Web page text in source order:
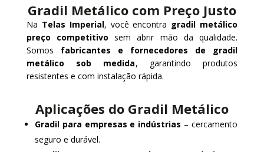
Gradil Metálico com Preço Justo
Na Telas Imperial, você encontra gradil metálico
preço competitivo sem abrir mão da qualidade.
Somos fabricantes e fornecedores de gradil
metálico sob medida, garantindo produtos
resistentes e com instalação rápida.
Aplicações do Gradil Metálico
Gradil para empresas e indústrias – cercamento
seguro e durável.